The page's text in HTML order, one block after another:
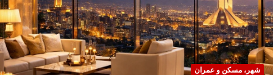
شهر، مسکن و عمران